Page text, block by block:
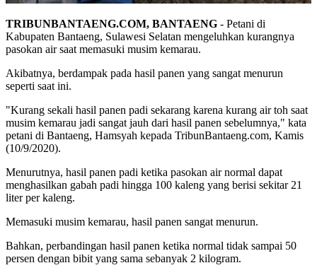
TRIBUNBANTAENG.COM, BANTAENG - Petani di
Kabupaten Bantaeng, Sulawesi Selatan mengeluhkan kurangnya
pasokan air saat memasuki musim kemarau.
Akibatnya, berdampak pada hasil panen yang sangat menurun
seperti saat ini.
"Kurang sekali hasil panen padi sekarang karena kurang air toh saat
musim kemarau jadi sangat jauh dari hasil panen sebelumnya," kata
petani di Bantaeng, Hamsyah kepada TribunBantaeng.com, Kamis
(10/9/2020).
Menurutnya, hasil panen padi ketika pasokan air normal dapat
menghasilkan gabah padi hingga 100 kaleng yang berisi sekitar 21
liter per kaleng.
Memasuki musim kemarau, hasil panen sangat menurun.
Bahkan, perbandingan hasil panen ketika normal tidak sampai 50
persen dengan bibit yang sama sebanyak 2 kilogram.